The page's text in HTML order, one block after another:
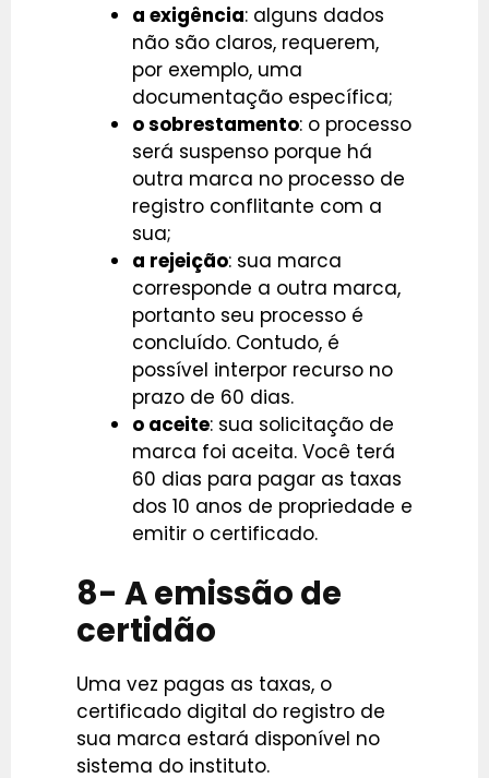
a exigência: alguns dados
não são claros, requerem,
por exemplo, uma
documentação específica;
o sobrestamento: o processo
será suspenso porque há
outra marca no processo de
registro conflitante com a
sua;
a rejeição: sua marca
corresponde a outra marca,
portanto seu processo é
concluído. Contudo, é
possível interpor recurso no
prazo de 60 dias.
o aceite: sua solicitação de
marca foi aceita. Você terá
60 dias para pagar as taxas
dos 10 anos de propriedade e
emitir o certificado.
8- A emissão de
certidão
Uma vez pagas as taxas, o
certificado digital do registro de
sua marca estará disponível no
sistema do instituto.